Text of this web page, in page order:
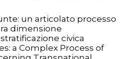
un articolato processo
dimensione
civica
a Complex Process of